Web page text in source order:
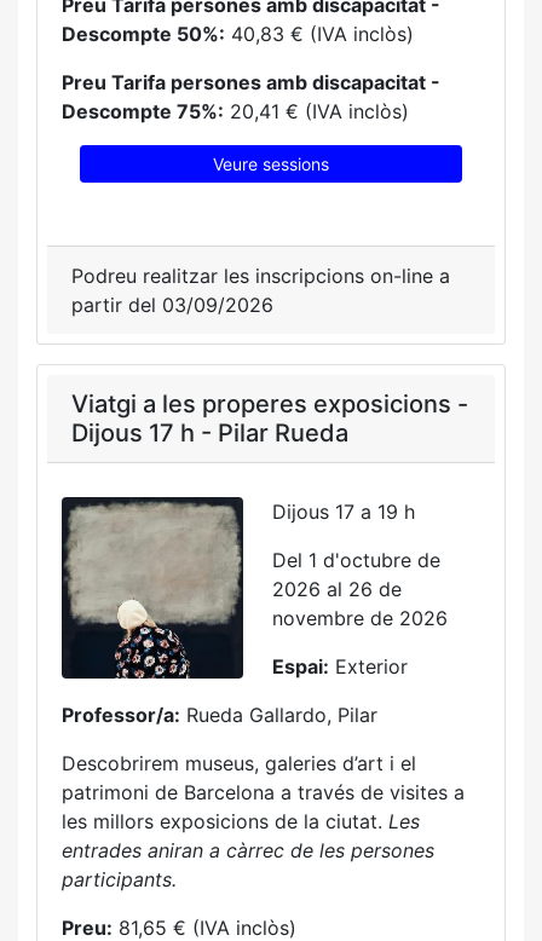
Preu Tarifa persones amb discapacitat -
Descompte 50%: 40,83 € (IVA inclòs)
Preu Tarifa persones amb discapacitat -
Descompte 75%: 20,41 € (IVA inclòs)
Veure sessions
Podreu realitzar les inscripcions on-line a
partir del 03/09/2026
Viatgi a les properes exposicions -
Dijous 17 h - Pilar Rueda
Dijous 17 a 19 h
Del 1 d'octubre de
2026 al 26 de
novembre de 2026
Espai: Exterior
Professor/a: Rueda Gallardo, Pilar
Descobrirem museus, galeries d’art i el
patrimoni de Barcelona a través de visites a
les millors exposicions de la ciutat. Les
entrades aniran a càrrec de les persones
participants.
Preu: 81,65 € (IVA inclòs)